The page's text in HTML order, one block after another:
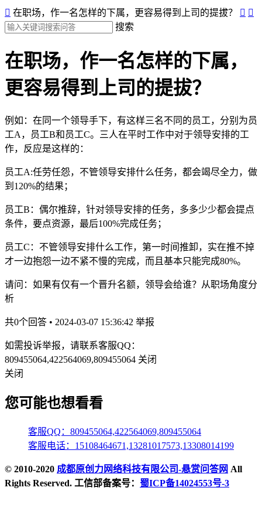
 在职场，作一名怎样的下属，更容易得到上司的提拔？  
搜索
在职场，作一名怎样的下属，
更容易得到上司的提拔？
例如：在同一个领导手下，有这样三名不同的员工，分别为员
工A，员工B和员工C。三人在平时工作中对于领导安排的工
作，反应是这样的：
员工A:任劳任怨，不管领导安排什么任务，都会竭尽全力，做
到120%的结果；
员工B：偶尔推辞，针对领导安排的任务，多多少少都会提点
条件，要点资源，最后100%完成任务；
员工C：不管领导安排什么工作，第一时间推卸，实在推不掉
才一边抱怨一边不紧不慢的完成，而且基本只能完成80%。
请问：如果有仅有一个晋升名额，领导会给谁？从职场角度分
析
共0个回答 • 2024-03-07 15:36:42 举报
如需投诉举报，请联系客服QQ：
809455064,422564069,809455064 关闭
关闭
您可能也想看看
客服QQ：809455064,422564069,809455064
客服电话：15108464671,13281017573,13308014199
© 2010-2020 成都原创力网络科技有限公司-悬赏问答网 All
Rights Reserved. 工信部备案号： 蜀ICP备14024553号-3